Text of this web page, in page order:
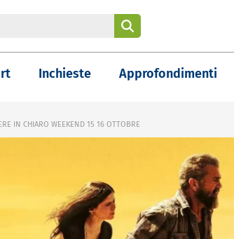
Inchieste Approfondimenti
IN CHIARO WEEKEND 15 16 OTTOBRE